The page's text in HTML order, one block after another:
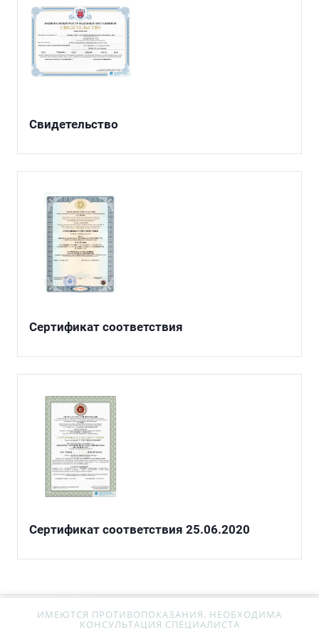
Свидетельство
Сертификат соответствия
Сертификат соответствия 25.06.2020
ИМЕЮТСЯ ПРОТИВОПОКАЗАНИЯ. НЕОБХОДИМА
КОНСУЛЬТАЦИЯ СПЕЦИАЛИСТА